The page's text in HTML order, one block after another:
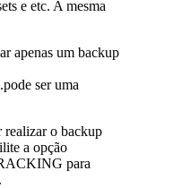
e etc. A mesma
apenas um backup
ser uma
realizar o backup
a opção
para